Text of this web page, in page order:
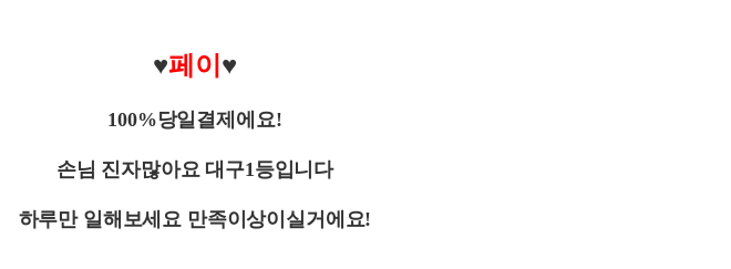
♥페이 ♥
100%당일결제에요!
손님 진자많아요 대구1등입니다
하루만 일해보세요 만족이상이실거에요!